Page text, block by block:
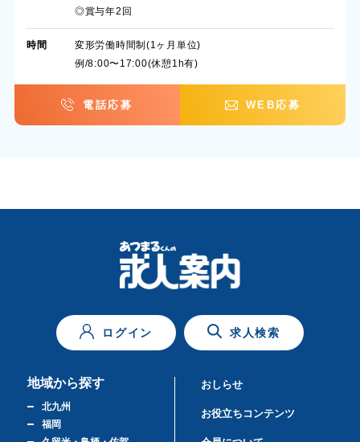
◎賞与年2回
時間
変形労働時間制(1ヶ月単位)
例/8:00〜17:00(休憩1h有)
電話応募 WEB応募
ログイン 求人検索
地域から探す
北九州
福岡
おしらせ
お役立ちコンテンツ